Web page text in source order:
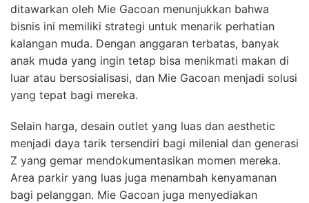
ditawarkan oleh Mie Gacoan menunjukkan bahwa
bisnis ini memiliki strategi untuk menarik perhatian
kalangan muda. Dengan anggaran terbatas, banyak
anak muda yang ingin tetap bisa menikmati makan di
luar atau bersosialisasi, dan Mie Gacoan menjadi solusi
yang tepat bagi mereka.
Selain harga, desain outlet yang luas dan aesthetic
menjadi daya tarik tersendiri bagi milenial dan generasi
Z yang gemar mendokumentasikan momen mereka.
Area parkir yang luas juga menambah kenyamanan
bagi pelanggan. Mie Gacoan juga menyediakan